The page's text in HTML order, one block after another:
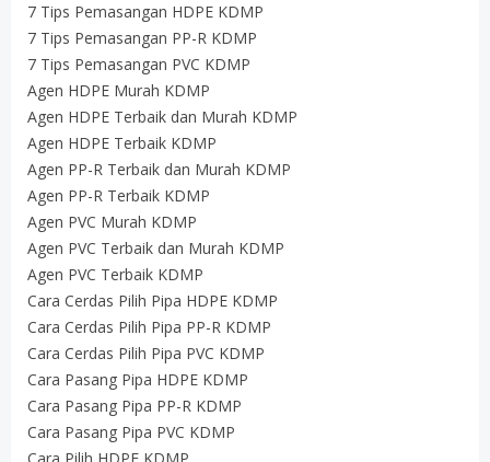
7 Tips Pemasangan HDPE KDMP
7 Tips Pemasangan PP-R KDMP
7 Tips Pemasangan PVC KDMP
Agen HDPE Murah KDMP
Agen HDPE Terbaik dan Murah KDMP
Agen HDPE Terbaik KDMP
Agen PP-R Terbaik dan Murah KDMP
Agen PP-R Terbaik KDMP
Agen PVC Murah KDMP
Agen PVC Terbaik dan Murah KDMP
Agen PVC Terbaik KDMP
Cara Cerdas Pilih Pipa HDPE KDMP
Cara Cerdas Pilih Pipa PP-R KDMP
Cara Cerdas Pilih Pipa PVC KDMP
Cara Pasang Pipa HDPE KDMP
Cara Pasang Pipa PP-R KDMP
Cara Pasang Pipa PVC KDMP